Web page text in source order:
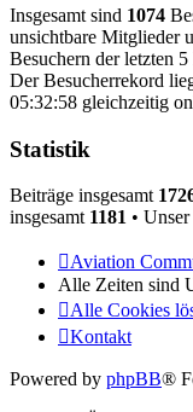
Insgesamt sind 1074
unsichtbare Mitglieder
Besuchern der letzten
Der Besucherrekord
05:32:58 gleichzeitig
Statistik
Beiträge insgesamt
insgesamt 1181 •
Aviation
Alle Zeiten sind
Alle Cookies
Kontakt
Powered by phpBB®